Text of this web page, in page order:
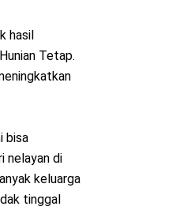
hasil
Tetap.
bisa
nelayan di
keluarga
tinggal